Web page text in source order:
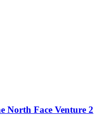
North Face Venture 2